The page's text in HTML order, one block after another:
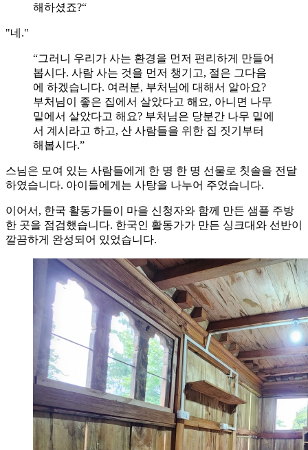
해하셨죠?“
"네."
“그러니 우리가 사는 환경을 먼저 편리하게 만들어
봅시다. 사람 사는 것을 먼저 챙기고, 절은 그다음
에 하겠습니다. 여러분, 부처님에 대해서 알아요?
부처님이 좋은 집에서 살았다고 해요, 아니면 나무
밑에서 살았다고 해요? 부처님은 당분간 나무 밑에
서 계시라고 하고, 산 사람들을 위한 집 짓기부터
해봅시다.”
스님은 모여 있는 사람들에게 한 명 한 명 선물로 칫솔을 전달
하였습니다. 아이들에게는 사탕을 나누어 주었습니다.
이어서, 한국 활동가들이 마을 신청자와 함께 만든 샘플 주방
한 곳을 점검했습니다. 한국인 활동가가 만든 싱크대와 선반이
깔끔하게 완성되어 있었습니다.